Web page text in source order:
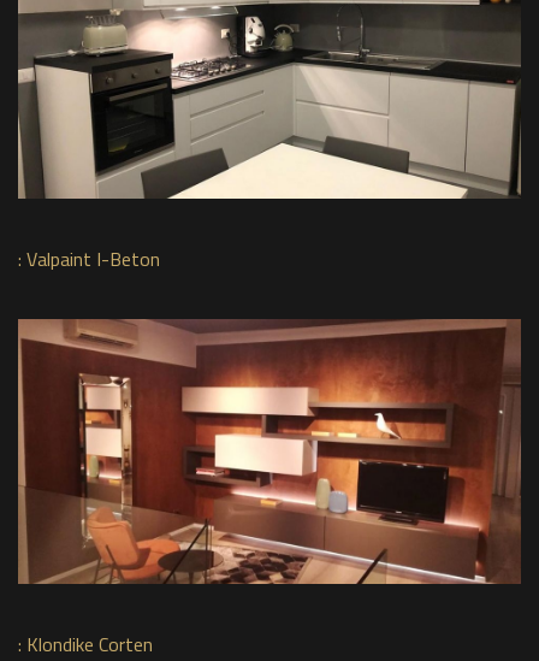
: Valpaint I-Beton
: Klondike Corten